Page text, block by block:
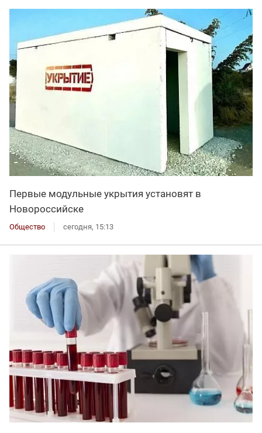
Первые модульные укрытия установят в
Новороссийске
Общество сегодня, 15:13